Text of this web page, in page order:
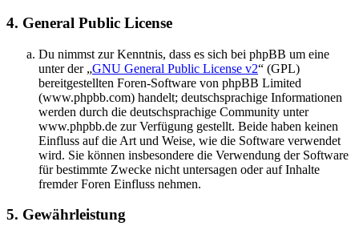
4. General Public License
Du nimmst zur Kenntnis, dass es sich bei phpBB um eine
unter der „GNU General Public License v2“ (GPL)
bereitgestellten Foren-Software von phpBB Limited
(www.phpbb.com) handelt; deutschsprachige Informationen
werden durch die deutschsprachige Community unter
www.phpbb.de zur Verfügung gestellt. Beide haben keinen
Einfluss auf die Art und Weise, wie die Software verwendet
wird. Sie können insbesondere die Verwendung der Software
für bestimmte Zwecke nicht untersagen oder auf Inhalte
fremder Foren Einfluss nehmen.
5. Gewährleistung